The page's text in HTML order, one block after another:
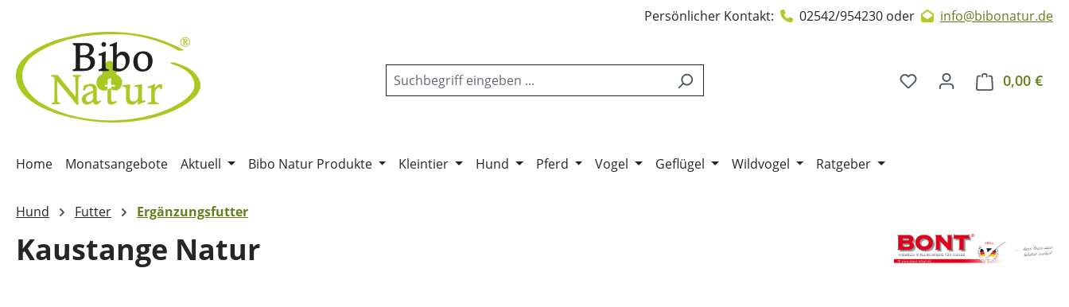
Persönlicher Kontakt: 02542/954230 oder info@bibonatur.de
0,00 €
Home Monatsangebote Aktuell Bibo Natur Produkte Kleintier Hund Pferd Vogel Geflügel Wildvogel Ratgeber
Hund Futter Ergänzungsfutter
Kaustange Natur